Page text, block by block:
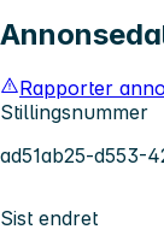
Rapporter
Stillingsnummer
ad51ab25-d553-
Sist endret